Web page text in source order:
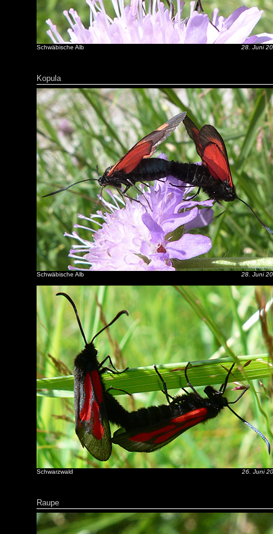
Schwäbische Alb 28. Juni
Kopula
Schwäbische Alb 28. Juni
Schwarzwald 26. Juni
Raupe